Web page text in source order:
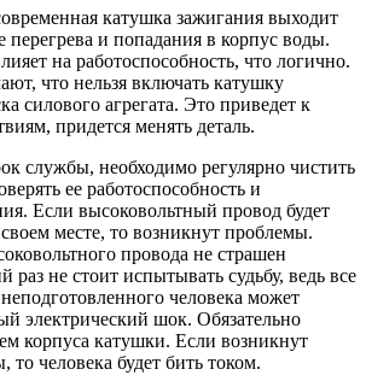
катушка зажигания выходит
перегрева и попадания в корпус воды.
на работоспособность, что логично.
что нельзя включать катушку
силового агрегата. Это приведет к
придется менять деталь.
службы, необходимо регулярно чистить
ее работоспособность и
Если высоковольтный провод будет
месте, то возникнут проблемы.
провода не страшен
не стоит испытывать судьбу, ведь все
человека может
электрический шок. Обязательно
корпуса катушки. Если возникнут
человека будет бить током.